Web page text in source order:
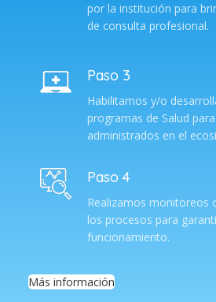
por la institución para
de consulta profesional.
Paso 3
Habilitamos y/o
programas de Salud
administrados en el
Paso 4
Realizamos monitoreos
los procesos para
funcionamiento.
Más información